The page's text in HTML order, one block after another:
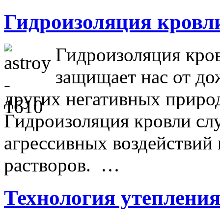
Гидроизоляция
Гидроизоляция
защищает нас от
других негативных
Гидроизоляция кровли
агрессивных
растворов. …
Технология